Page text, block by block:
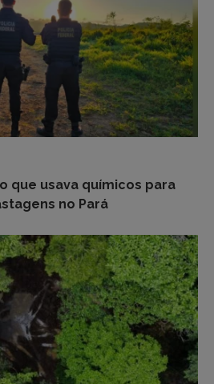
que usava químicos para
no Pará